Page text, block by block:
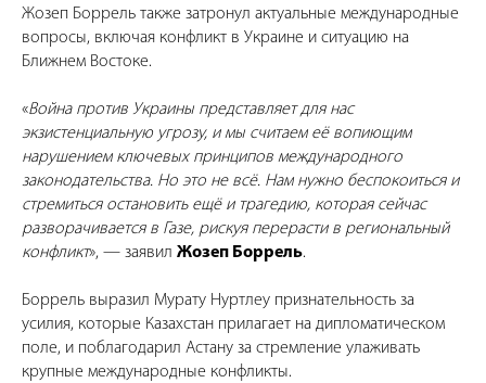
Жозеп Боррель также затронул актуальные международные
вопросы, включая конфликт в Украине и ситуацию на
Ближнем Востоке.
«Война против Украины представляет для нас
экзистенциальную угрозу, и мы считаем её вопиющим
нарушением ключевых принципов международного
законодательства. Но это не всё. Нам нужно беспокоиться и
стремиться остановить ещё и трагедию, которая сейчас
разворачивается в Газе, рискуя перерасти в региональный
конфликт», — заявил Жозеп Боррель.
Боррель выразил Мурату Нуртлеу признательность за
усилия, которые Казахстан прилагает на дипломатическом
поле, и поблагодарил Астану за стремление улаживать
крупные международные конфликты.